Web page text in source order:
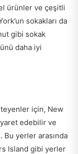
ürünler ve çeşitli
sokakları da
gibi sokak
daha iyi
için, New
edebilir ve
yerler arasında
Island gibi yerler